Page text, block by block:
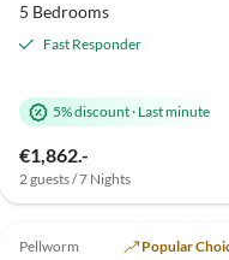
5 Bedrooms
Fast Responder
5% discount· Last minute
€1,862.-
2 guests / 7 Nights
5.0 (1)
Pellworm Popular